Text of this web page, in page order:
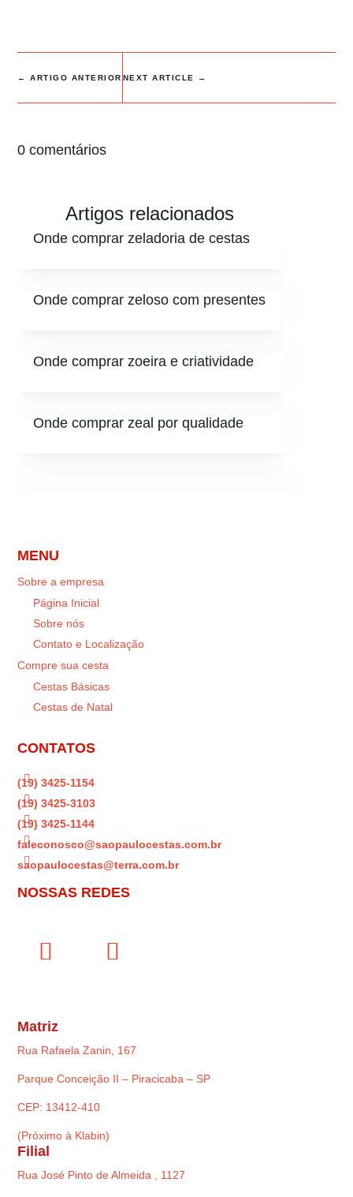
←ARTIGO ANTERIOR NEXT ARTICLE →
0 comentários
Artigos relacionados
Onde comprar zeladoria de cestas
Onde comprar zeloso com presentes
Onde comprar zoeira e criatividade
Onde comprar zeal por qualidade
MENU
Sobre a empresa
Página Inicial
Sobre nós
Contato e Localização
Compre sua cesta
Cestas Básicas
Cestas de Natal
CONTATOS

(19) 3425-1154

(19) 3425-3103

(19) 3425-1144

faleconosco@saopaulocestas.com.br

saopaulocestas@terra.com.br
NOSSAS REDES
Matriz
Rua Rafaela Zanin, 167
Parque Conceição II – Piracicaba – SP
CEP: 13412-410
(Próximo à Klabin)
Filial
Rua José Pinto de Almeida , 1127